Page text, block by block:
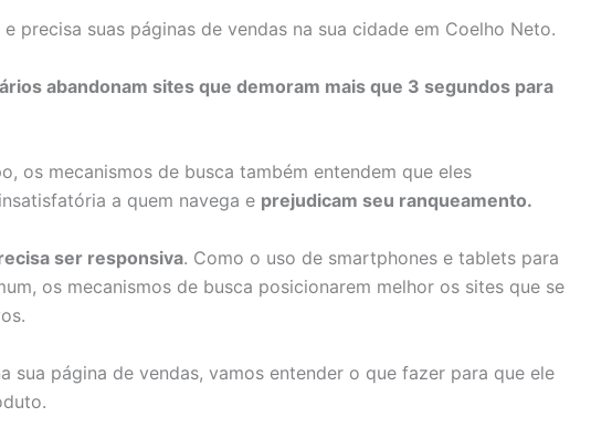
precisa suas páginas de vendas na sua cidade em Coelho Neto.
abandonam sites que demoram mais que 3 segundos para
os mecanismos de busca também entendem que eles
a quem navega e prejudicam seu ranqueamento.
ser responsiva. Como o uso de smartphones e tablets para
os mecanismos de busca posicionarem melhor os sites que se
sua página de vendas, vamos entender o que fazer para que ele